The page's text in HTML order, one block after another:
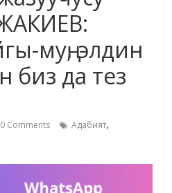
муң, элдин
биз да тез
0 Comments Адабият,